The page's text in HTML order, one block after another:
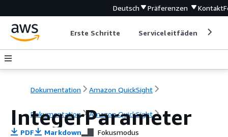
Deutsch Präferenzen Kontakt
Erste Schritte Serviceleitfäden
Dokumentation Amazon QuickSight
Dokumentation Amazon QuickSight
IntegerParameter
PDF Markdown Fokusmodus